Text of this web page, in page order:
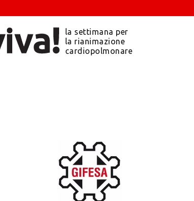
la settimana per
la rianimazione
cardiopolmonare